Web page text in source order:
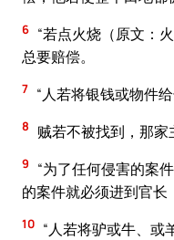
6 “若点火烧（原文：
总要赔偿。
7 “人若将银钱或物件
8 贼若不被找到，那家
9
“为了任何侵害的案
的案件就必须进到官长
10 “人若将驴或牛、或